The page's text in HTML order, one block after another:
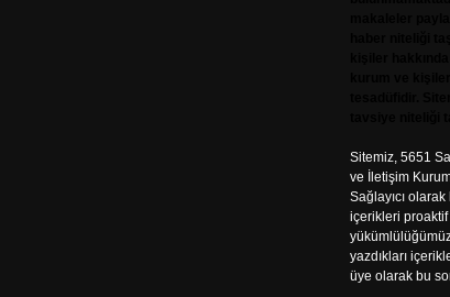
Sitemiz, 5651
ve İletişim
Sağlayıcı
içerikleri
yazdıkları
üye olarak bu